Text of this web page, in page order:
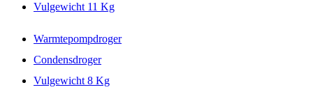
Vulgewicht 11 Kg
Warmtepompdroger
Condensdroger
Vulgewicht 8 Kg